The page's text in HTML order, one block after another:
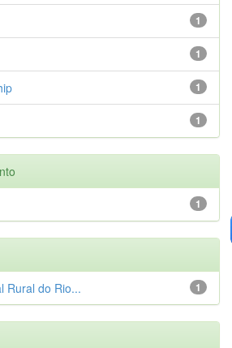
1
1
1
1
1
1
Rural do Rio...